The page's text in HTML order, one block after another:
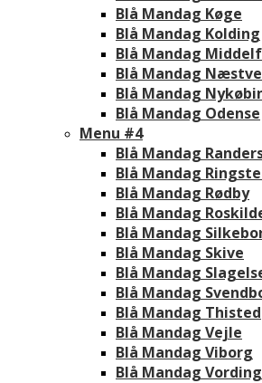
Blå Mandag Køge
Blå Mandag Kolding
Blå Mandag
Blå Mandag
Blå Mandag
Blå Mandag Odense
Menu #4
Blå Mandag
Blå Mandag
Blå Mandag Rødby
Blå Mandag
Blå Mandag
Blå Mandag Skive
Blå Mandag
Blå Mandag
Blå Mandag Thisted
Blå Mandag Vejle
Blå Mandag Viborg
Blå Mandag